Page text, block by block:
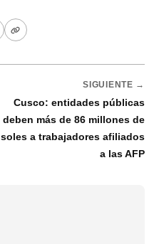
SIGUIENTE →
Cusco: entidades públicas
deben más de 86 millones de
soles a trabajadores afiliados
a las AFP